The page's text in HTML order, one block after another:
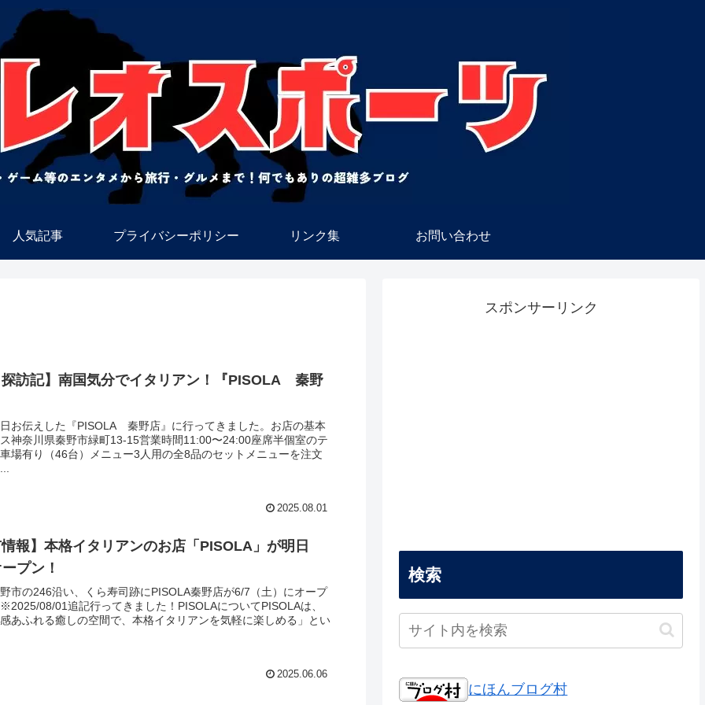
人気記事 プライバシーポリシー リンク集 お問い合わせ
訪記】南国気分でイタリアン！『PISOLA 秦野
お伝えした『PISOLA 秦野店』に行ってきました。お店の基本
神奈川県秦野市緑町13-15営業時間11:00〜24:00座席半個室のテ
場有り（46台）メニュー3人用の全8品のセットメニューを注文
2025.08.01
報】本格イタリアンのお店「PISOLA」が明日
プン！
市の246沿い、くら寿司跡にPISOLA秦野店が6/7（土）にオープ
08/01追記行ってきました！PISOLAについてPISOLAは、
あふれる癒しの空間で、本格イタリアンを気軽に楽しめる」とい
2025.06.06
スポンサーリンク
検索
にほんブログ村